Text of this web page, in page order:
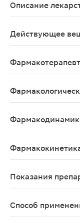
Описание
Действующее
Показания
Способ